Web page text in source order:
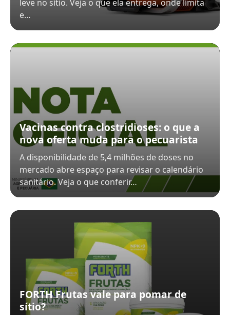
leve no sítio. Veja o que ela entrega, onde limita
e…
Vacinas contra clostridioses: o que a
nova oferta muda para o pecuarista
A disponibilidade de 5,4 milhões de doses no
mercado abre espaço para revisar o calendário
sanitário. Veja o que conferir…
FORTH Frutas vale para pomar de
sítio?